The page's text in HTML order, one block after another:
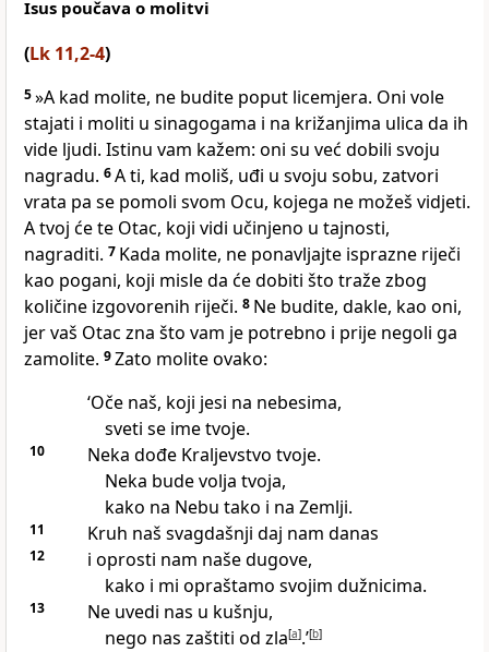
Isus poučava o molitvi
(Lk 11,2-4)
5»A kad molite, ne budite poput licemjera. Oni vole
stajati i moliti u sinagogama i na križanjima ulica da ih
vide ljudi. Istinu vam kažem: oni su već dobili svoju
nagradu. 6A ti, kad moliš, uđi u svoju sobu, zatvori
vrata pa se pomoli svom Ocu, kojega ne možeš vidjeti.
A tvoj će te Otac, koji vidi učinjeno u tajnosti,
nagraditi. 7 Kada molite, ne ponavljajte isprazne riječi
kao pogani, koji misle da će dobiti što traže zbog
količine izgovorenih riječi. 8 Ne budite, dakle, kao oni,
jer vaš Otac zna što vam je potrebno i prije negoli ga
zamolite. 9Zato molite ovako:
‘Oče naš, koji jesi na nebesima,
sveti se ime tvoje.
10
Neka dođe Kraljevstvo tvoje.
Neka bude volja tvoja,
kako na Nebu tako i na Zemlji.
11 Kruh naš svagdašnji daj nam danas
12
i oprosti nam naše dugove,
kako i mi opraštamo svojim dužnicima.
13
Ne uvedi nas u kušnju,
nego nas zaštiti od zla[a].’[b]